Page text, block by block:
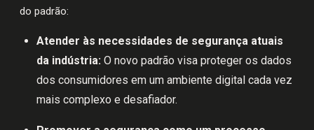
do padrão:
Atender às necessidades de segurança atuais
da indústria: O novo padrão visa proteger os dados
dos consumidores em um ambiente digital cada vez
mais complexo e desafiador.